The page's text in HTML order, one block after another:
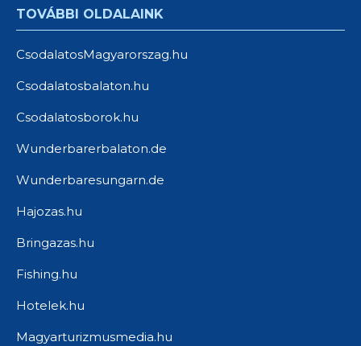
TOVÁBBI OLDALAINK
CsodalatosMagyarorszag.hu
Csodalatosbalaton.hu
Csodalatosborok.hu
Wunderbarerbalaton.de
Wunderbaresungarn.de
Hajozas.hu
Bringazas.hu
Fishing.hu
Hotelek.hu
Magyarturizmusmedia.hu